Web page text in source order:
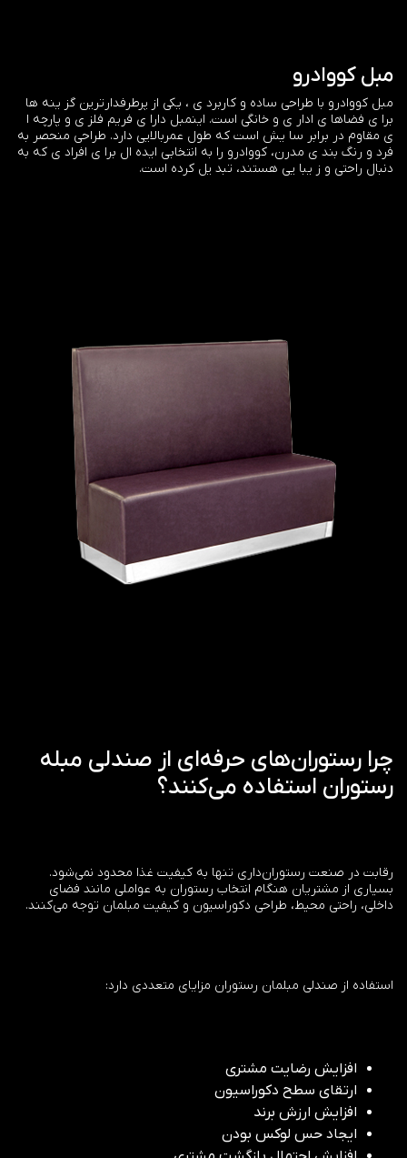
مبل کووادرو
مبل کووادرو با طراحی ساده و کاربرد ی ، یکی از پرطرفدارترین گز ینه ها
برا ی فضاها ی ادار ی و خانگی است. اینمبل دارا ی فریم فلز ی و پارچه ا
ی مقاوم در برابر سا یش است که طول عمربالایی دارد. طراحی منحصر به
فرد و رنگ بند ی مدرن، کووادرو را به انتخابی ایده ال برا ی افراد ی که به
دنبال راحتی و ز یبا یی هستند، تبد یل کرده است.
چرا رستوران‌های حرفه‌ای از صندلی مبله
رستوران استفاده می‌کنند؟
رقابت در صنعت رستوران‌داری تنها به کیفیت غذا محدود نمی‌شود.
بسیاری از مشتریان هنگام انتخاب رستوران به عواملی مانند فضای
داخلی، راحتی محیط، طراحی دکوراسیون و کیفیت مبلمان توجه می‌کنند.
استفاده از صندلی مبلمان رستوران مزایای متعددی دارد:
افزایش رضایت مشتری
ارتقای سطح دکوراسیون
افزایش ارزش برند
ایجاد حس لوکس بودن